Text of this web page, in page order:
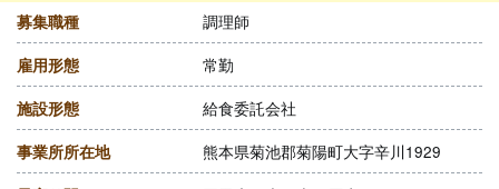
募集職種 調理師
雇用形態 常勤
施設形態 給食委託会社
事業所所在地 熊本県菊池郡菊陽町大字辛川1929